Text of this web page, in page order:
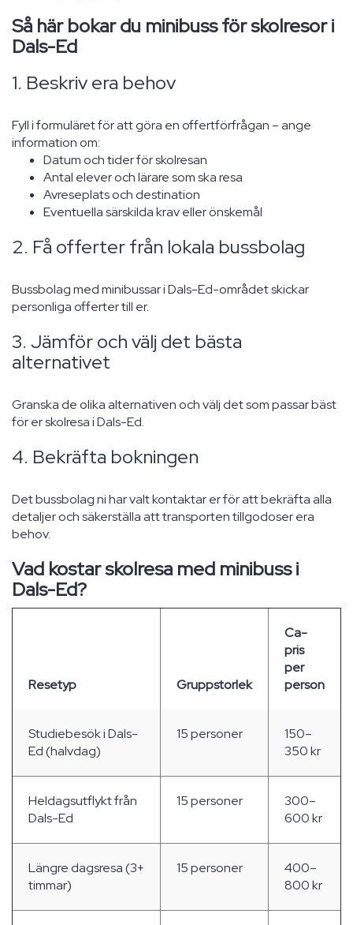
Så här bokar du minibuss för skolresor i
Dals-Ed
1. Beskriv era behov
Fyll i formuläret för att göra en offertförfrågan – ange
information om:
Datum och tider för skolresan
Antal elever och lärare som ska resa
Avreseplats och destination
Eventuella särskilda krav eller önskemål
2. Få offerter från lokala bussbolag
Bussbolag med minibussar i Dals-Ed-området skickar
personliga offerter till er.
3. Jämför och välj det bästa
alternativet
Granska de olika alternativen och välj det som passar bäst
för er skolresa i Dals-Ed.
4. Bekräfta bokningen
Det bussbolag ni har valt kontaktar er för att bekräfta alla
detaljer och säkerställa att transporten tillgodoser era
behov.
Vad kostar skolresa med minibuss i
Dals-Ed?
Resetyp Gruppstorlek
Ca-
pris
per
person
Studiebesök i Dals-
Ed (halvdag)
15 personer
150–
350 kr
Heldagsutflykt från
Dals-Ed
15 personer
300–
600 kr
Längre dagsresa (3+
timmar)
15 personer
400–
800 kr